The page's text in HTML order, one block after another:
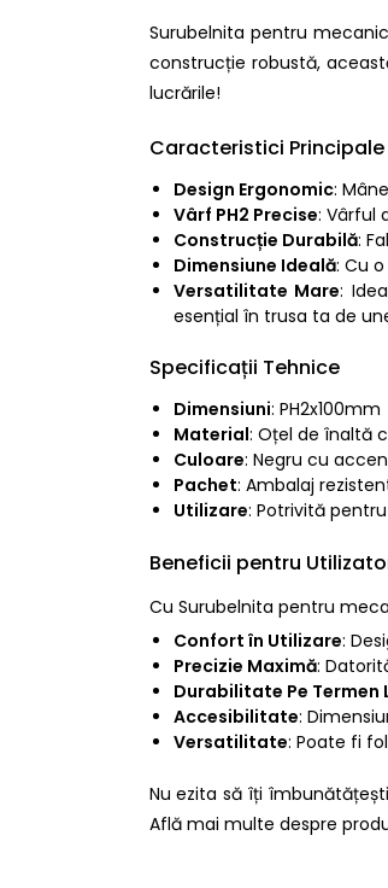
Surubelnita pentru
construcție robustă,
lucrările!
Caracteristici Principale
Design Ergonomic:
Vârf PH2 Precise: Vârful
Construcție Durabilă:
Dimensiune Ideală: Cu
Versatilitate Mare:
esențial în trusa ta de
Specificații Tehnice
Dimensiuni: PH2x100mm
Material: Oțel de înaltă
Culoare: Negru cu
Pachet: Ambalaj
Utilizare: Potrivită
Beneficii pentru
Cu Surubelnita pentru
Confort în Utilizare:
Precizie Maximă:
Durabilitate Pe Termen
Accesibilitate:
Versatilitate: Poate fi
Nu ezita să îți
Află mai multe despre